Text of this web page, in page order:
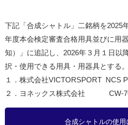
下記「合成シャトル」二銘柄を2025
年度本会検定審査合格用具並びに用
知）」に追記し、 2026年３月１日以
択・使用できる用具・用器具とする。
１．株式会社VICTORSPORT NCS
２．ヨネックス株式会社
CW-
合成シャトルの使用